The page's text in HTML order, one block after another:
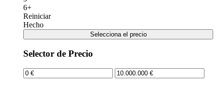
6+
Reiniciar
Hecho
Selecciona el precio
Selector de Precio